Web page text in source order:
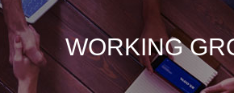
WORKING